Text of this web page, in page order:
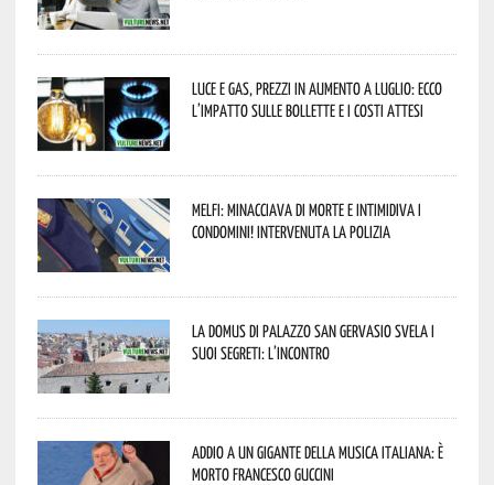
Luce e gas, prezzi in aumento a luglio: ecco
l’impatto sulle bollette e i costi attesi
Melfi: minacciava di morte e intimidiva i
condomini! Intervenuta la Polizia
La Domus di Palazzo San Gervasio svela i
suoi segreti: l’incontro
Addio a un gigante della musica italiana: è
morto Francesco Guccini